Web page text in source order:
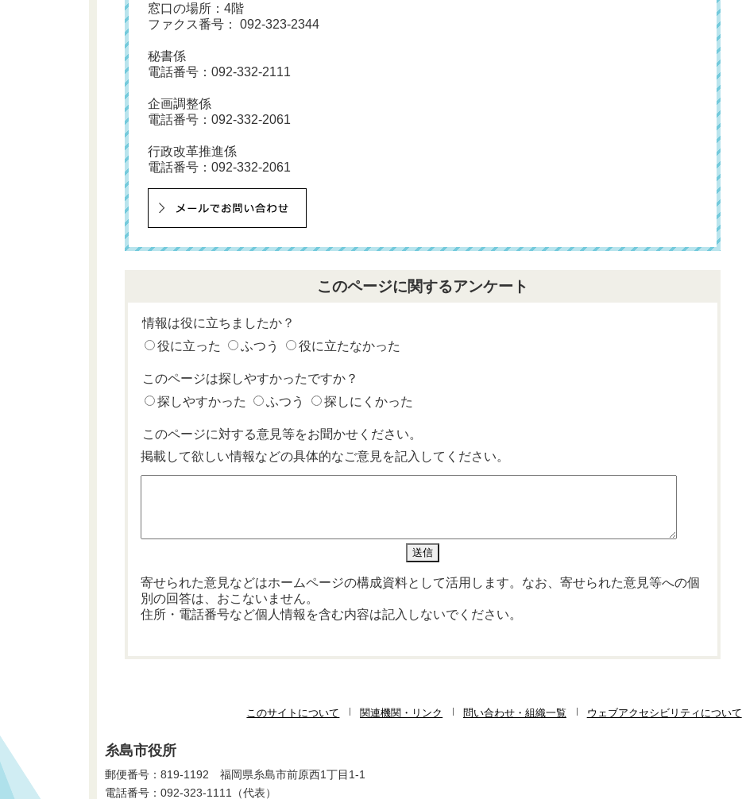
窓口の場所：4階
ファクス番号： 092-323-2344
秘書係
電話番号： 092-332-2111
企画調整係
電話番号： 092-332-2061
行政改革推進係
電話番号： 092-332-2061
このページに関するアンケート
情報は役に立ちましたか？
役に立った
ふつう 役に立たなかった
このページは探しやすかったですか？
探しやすかった
ふつう 探しにくかった
このページに対する意見等をお聞かせください。
掲載して欲しい情報などの具体的なご意見を記入してください。
寄せられた意見などはホームページの構成資料として活用します。なお、寄せられた意見等への個
別の回答は、おこないません。
住所・電話番号など個人情報を含む内容は記入しないでください。
このサイトについて 関連機関・リンク 問い合わせ・組織一覧 ウェブアクセシビリティについて
糸島市役所
郵便番号：819-1192 福岡県糸島市前原西1丁目1-1
電話番号： 092-323-1111 （代表）